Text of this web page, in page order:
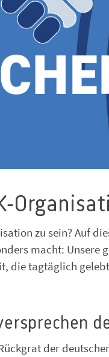
zu sein? Auf
macht: Unsere
die tagtäglich
der